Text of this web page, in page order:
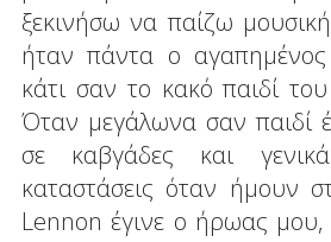
ξεκινήσω να παίζω
ήταν πάντα ο
κάτι σαν το κακό παιδί
Όταν μεγάλωνα σαν παιδί
σε καβγάδες και
καταστάσεις όταν ήμουν
Lennon έγινε ο ήρωας